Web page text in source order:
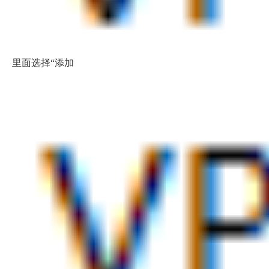
里面选择“添加